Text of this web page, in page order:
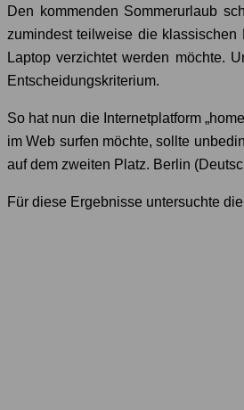
Den kommenden Sommerurlaub
zumindest teilweise die klassischen
Laptop verzichtet werden möchte.
Entscheidungskriterium.
So hat nun die Internetplatform
im Web surfen möchte, sollte
auf dem zweiten Platz. Berlin
Für diese Ergebnisse untersuchte